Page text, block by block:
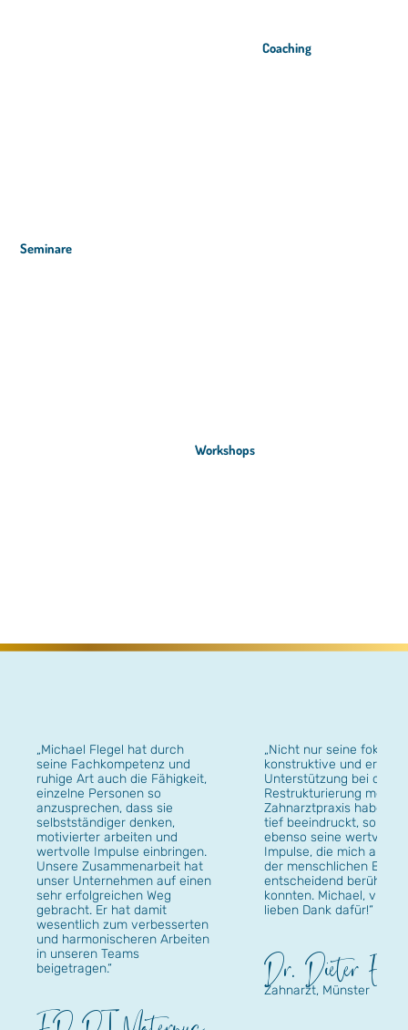
Workshops
Seminare
Coaching
„Michael Flegel hat durch
seine Fachkompetenz und
ruhige Art auch die Fähigkeit,
einzelne Personen so
anzusprechen, dass sie
selbstständiger denken,
motivierter arbeiten und
wertvolle Impulse einbringen.
Unsere Zusammenarbeit hat
unser Unternehmen auf einen
sehr erfolgreichen Weg
gebracht. Er hat damit
wesentlich zum verbesserten
und harmonischeren Arbeiten
in unseren Teams
beigetragen.“
„Nicht nur seine
konstruktive und
Unterstützung bei der
Restrukturierung meiner
Zahnarztpraxis haben
tief beeindruckt,
ebenso seine wertvollen
Impulse, die mich auch
der menschlichen Ebene
entscheidend berühren
konnten. Michael, vielen
lieben Dank dafür!“
Dr. Dieter
Zahnarzt, Münster